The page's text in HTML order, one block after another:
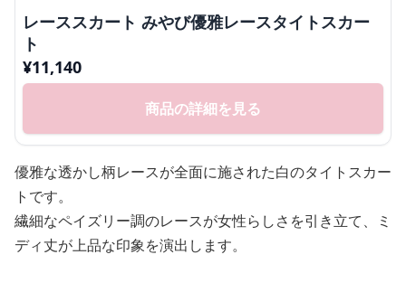
レーススカート みやび優雅レースタイトスカー
ト
¥11,140
商品の詳細を見る
優雅な透かし柄レースが全面に施された白のタイトスカー
トです。
繊細なペイズリー調のレースが女性らしさを引き立て、ミ
ディ丈が上品な印象を演出します。